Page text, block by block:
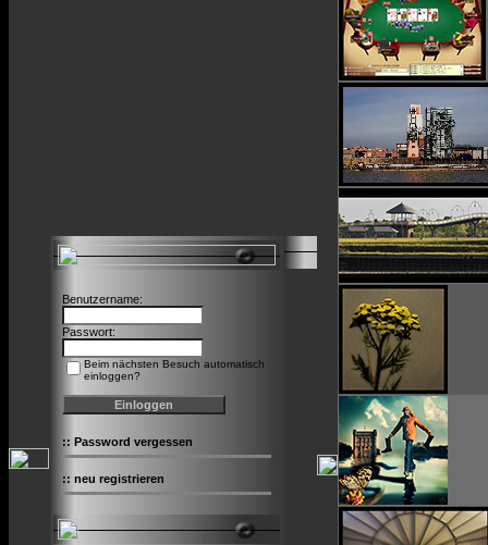
Benutzername:
Passwort:
Beim nächsten Besuch automatisch
einloggen?
:: Password vergessen
:: neu registrieren